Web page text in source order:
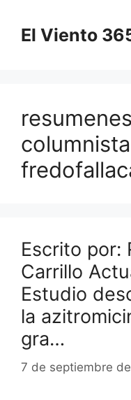
contenido
El Viento
Escrito por:
Carrillo
Estudio
la
gra…
7 de septiembre